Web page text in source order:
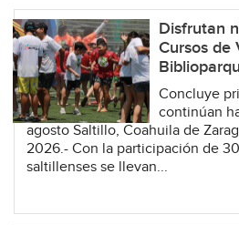
Disfrutan
Cursos de
Concluye
continúan
agosto Saltillo, Coahuila de
2026.- Con la participación de
saltillenses se llevan...